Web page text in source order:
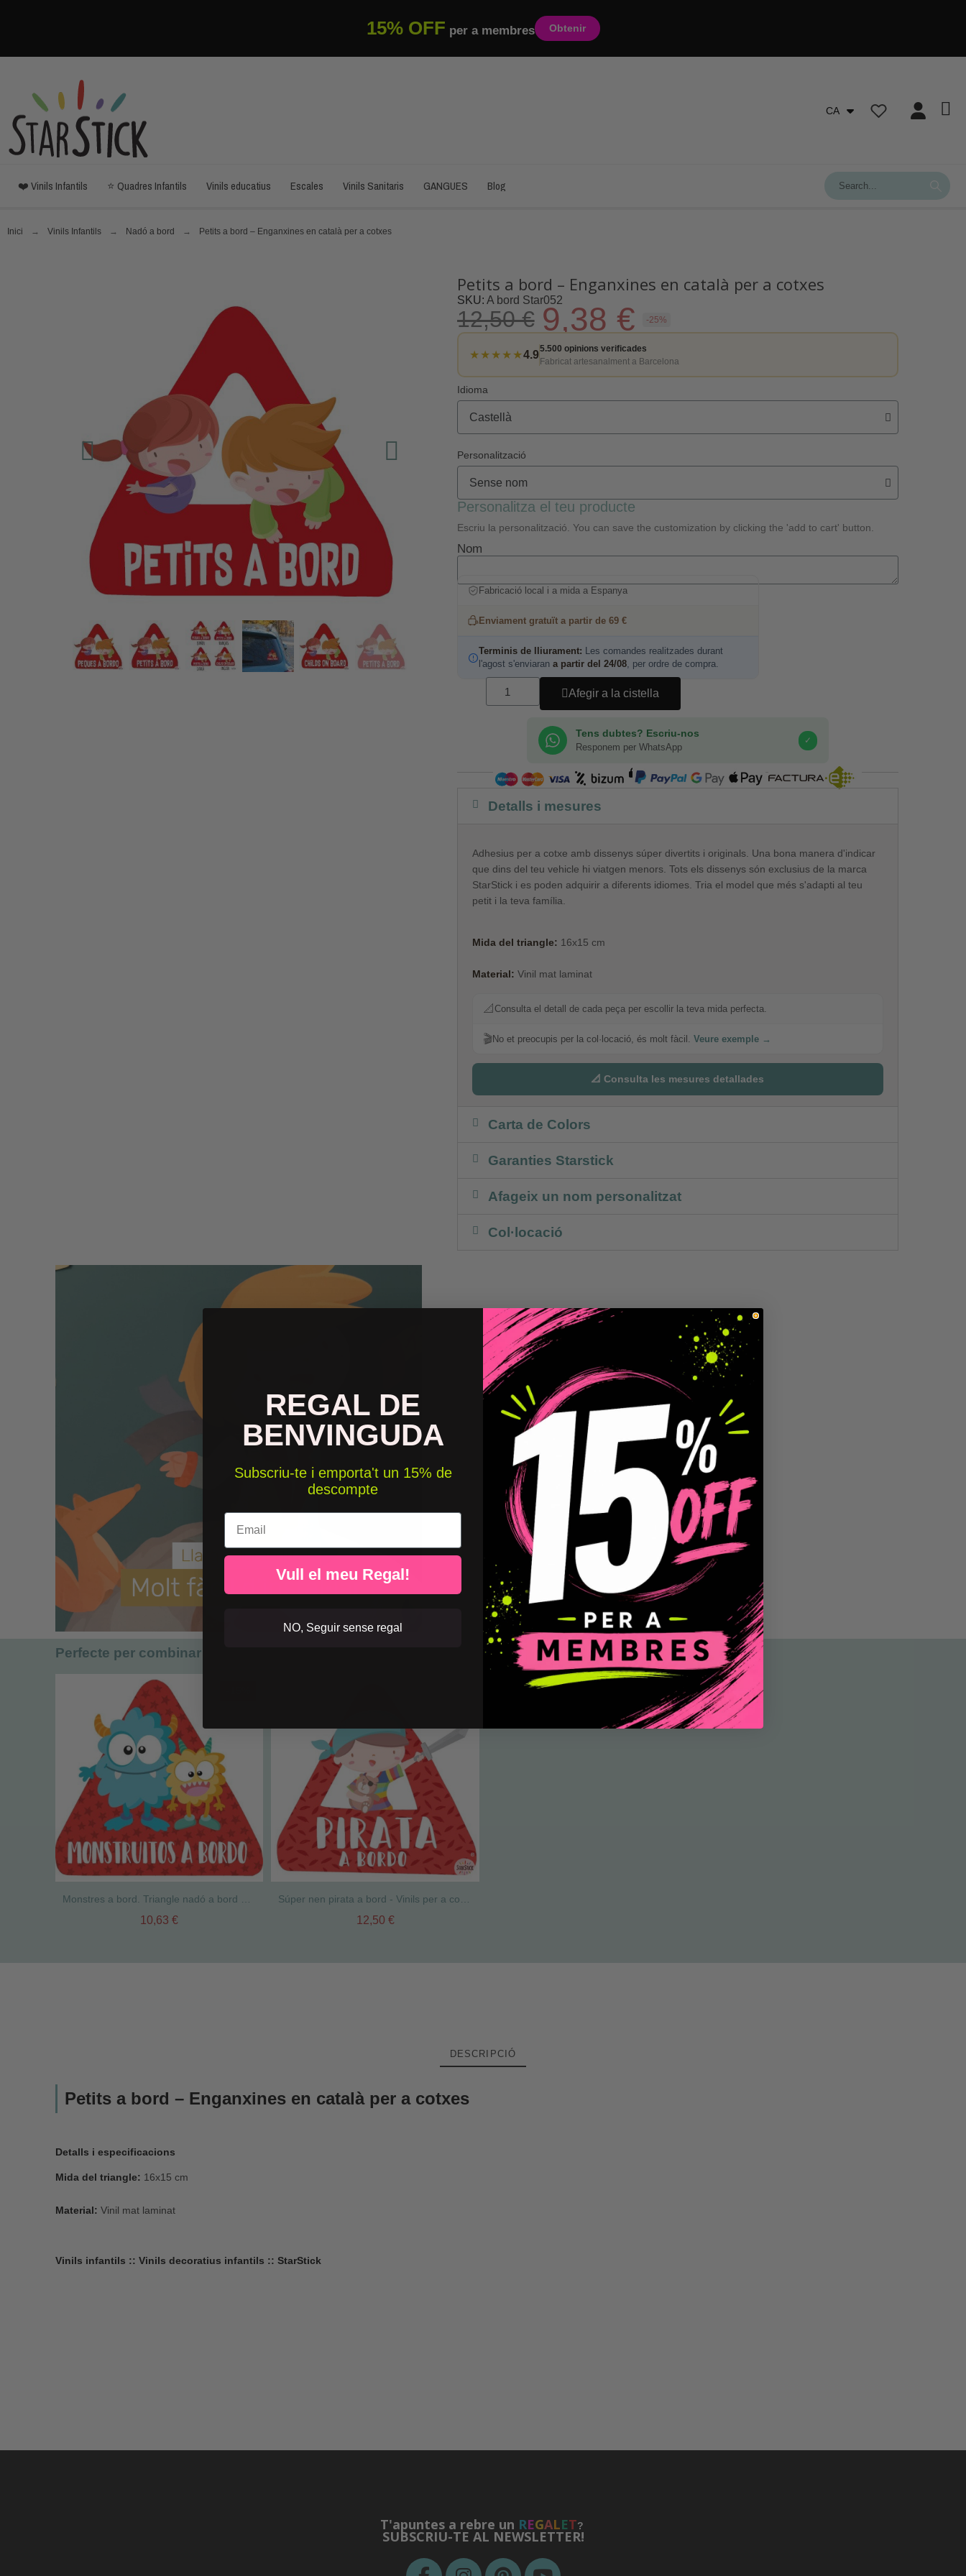
15% OFF per a membres Obtenir
CA
❤️ Vinils Infantils ⭐ Quadres Infantils Vinils educatius Escales Vinils Sanitaris GANGUES Blog
Inici Vinils Infantils Nadó a bord Petits a bord – Enganxines en català per a cotxes
Petits a bord – Enganxines en català per a cotxes
SKU A bord Star052
12,50 € 9,38 € -25%
★★★★★4.9
5.500 opinions verificades
Fabricat artesanalment a Barcelona
Idioma
Personalització
Personalitza el teu producte
Escriu la personalització. You can save the customization by clicking the 'add to cart' button.
Nom
Fabricació local i a mida a Espanya
Enviament gratuït a partir de 69 €
Terminis de lliurament: Les comandes realitzades durant
l'agost s'enviaran a partir del 24/08, per ordre de compra.
Afegir a la cistella
Tens dubtes? Escriu-nos
Responem per WhatsApp
✓
COMPRA SEGURA
Detalls i mesures
Adhesius per a cotxe amb dissenys súper divertits i originals. Una bona manera d'indicar
que dins del teu vehicle hi viatgen menors. Tots els dissenys són exclusius de la marca
StarStick i es poden adquirir a diferents idiomes. Tria el model que més s'adapti al teu
petit i la teva família.
Mida del triangle: 16x15 cm
Material: Vinil mat laminat
📐 Consulta el detall de cada peça per escollir la teva mida perfecta.
🎬No et preocupis per la col·locació, és molt fàcil. Veure exemple →
📐 Consulta les mesures detallades
Carta de Colors
Garanties Starstick
Afageix un nom personalitzat
Col·locació
Perfecte per combinar
Monstres a bord. Triangle nadó a bord per a cotxe
10,63 €
Súper nen pirata a bord - Vinils per a cotxe
12,50 €
DESCRIPCIÓ
Petits a bord – Enganxines en català per a cotxes
Detalls i especificacions
Mida del triangle: 16x15 cm
Material: Vinil mat laminat
Vinils infantils :: Vinils decoratius infantils :: StarStick
T'apuntes a rebre un REGALET?
SUBSCRIU-TE AL NEWSLETTER!
REGAL DE
BENVINGUDA
Subscriu-te i emporta't un 15% de
descompte
Email
Vull el meu Regal!
NO, Seguir sense regal